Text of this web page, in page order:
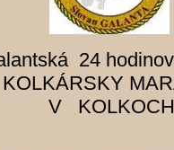
24
KOLKÁRSKY
V KOLKOCH